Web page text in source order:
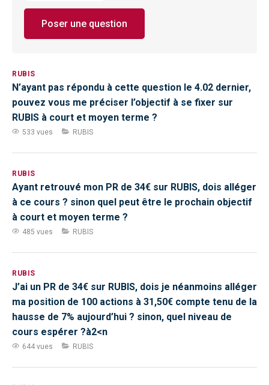
Poser une question
RUBIS
N’ayant pas répondu à cette question le 4.02 dernier,
pouvez vous me préciser l’objectif à se fixer sur
RUBIS à court et moyen terme ?
533 vues RUBIS
RUBIS
Ayant retrouvé mon PR de 34€ sur RUBIS, dois alléger
à ce cours ? sinon quel peut être le prochain objectif
à court et moyen terme ?
485 vues RUBIS
RUBIS
J’ai un PR de 34€ sur RUBIS, dois je néanmoins alléger
ma position de 100 actions à 31,50€ compte tenu de la
hausse de 7% aujourd’hui ? sinon, quel niveau de
cours espérer ?à2<n
644 vues RUBIS